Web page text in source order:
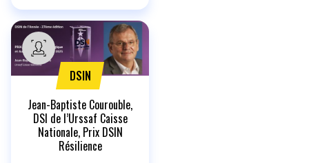
DSIN
Jean-Baptiste Courouble,
DSI de l’Urssaf Caisse
Nationale, Prix DSIN
Résilience